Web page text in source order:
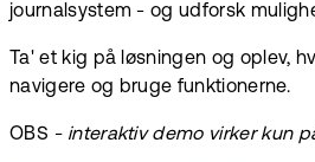
journalsystem - og udforsk
Ta' et kig på løsningen og oplev,
navigere og bruge funktionerne.
OBS - interaktiv demo virker kun